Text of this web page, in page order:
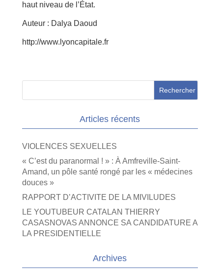
haut niveau de l’État.
Auteur : Dalya Daoud
http://www.lyoncapitale.fr
Articles récents
VIOLENCES SEXUELLES
« C’est du paranormal ! » : À Amfreville-Saint-
Amand, un pôle santé rongé par les « médecines
douces »
RAPPORT D’ACTIVITE DE LA MIVILUDES
LE YOUTUBEUR CATALAN THIERRY
CASASNOVAS ANNONCE SA CANDIDATURE A
LA PRESIDENTIELLE
Archives